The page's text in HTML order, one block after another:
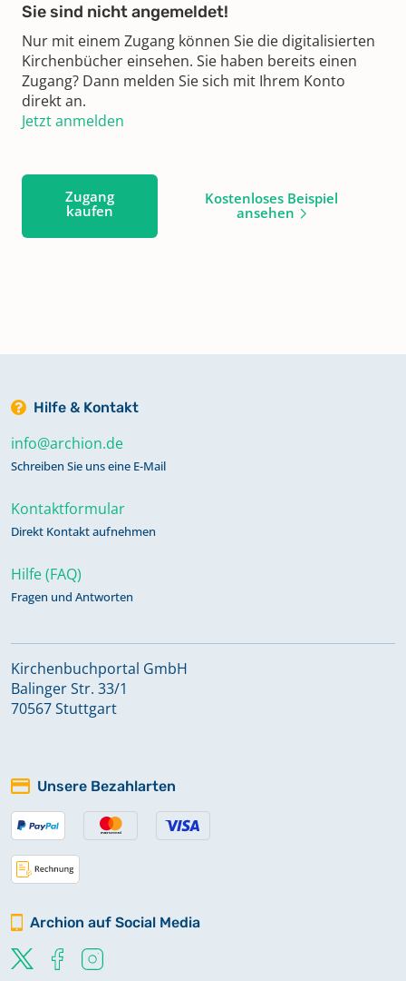
Sie sind nicht angemeldet!
Nur mit einem Zugang können Sie die digitalisierten
Kirchenbücher einsehen. Sie haben bereits einen
Zugang? Dann melden Sie sich mit Ihrem Konto
direkt an.
Jetzt anmelden
Zugang
kaufen
Kostenloses Beispiel
ansehen
Hilfe & Kontakt
info@archion.de
Schreiben Sie uns eine E-Mail
Kontaktformular
Direkt Kontakt aufnehmen
Hilfe (FAQ)
Fragen und Antworten
Kirchenbuchportal GmbH
Balinger Str. 33/1
70567 Stuttgart
Unsere Bezahlarten
Archion auf Social Media